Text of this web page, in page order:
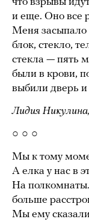
и еще. Оно все
Меня
блок, стекло,
стекла — пять
были в крови,
выбили дверь и
Лидия
○ ○ ○
Мы к тому
А елка у нас в
На полкомнаты.
больше
Мы ему